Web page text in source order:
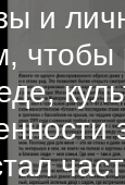
и
чтобы